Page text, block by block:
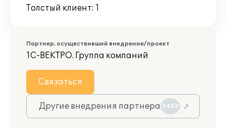
Толстый клиент: 1
Партнер, осуществивший внедрение/проект
1С-ВЕКТРО. Группа компаний
Связаться
Другие внедрения партнера 2452